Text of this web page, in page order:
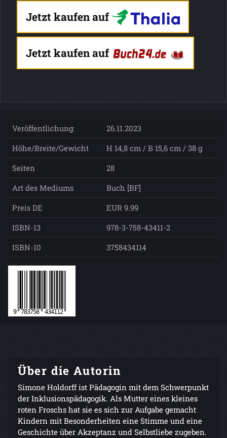
Jetzt kaufen auf
Jetzt kaufen auf
Veröffentlichung:
26.11.2023
Höhe/Breite/Gewicht
H 14,8 cm / B 15,6 cm / 38 g
Seiten
28
Art des Mediums
Buch [BF]
Preis DE
EUR 9.99
ISBN-13
978-3-758-43411-2
ISBN-10
3758434114
Über die Autorin
Simone Holdorff ist Pädagogin mit dem Schwerpunkt
der Inklusionspädagogik. Als Mutter eines kleines
roten Froschs hat sie es sich zur Aufgabe gemacht
Kindern mit Besonderheiten eine Stimme und eine
Geschichte über Akzeptanz und Selbstliebe zugeben.